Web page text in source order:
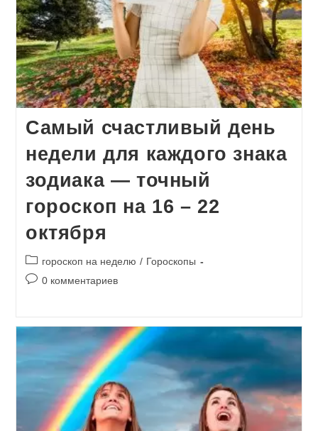
Самый счастливый день
недели для каждого знака
зодиака — точный
гороскоп на 16 – 22
октября
Рубрика
записи:
гороскоп на неделю / Гороскопы
Комментарии
0 комментариев